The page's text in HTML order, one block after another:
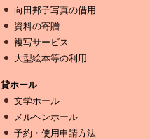
向田邦子写真の借用
資料の寄贈
複写サービス
大型絵本等の利用
貸ホール
文学ホール
メルヘンホール
予約・使用申請方法